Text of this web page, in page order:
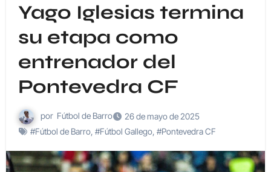
Yago Iglesias termina
su etapa como
entrenador del
Pontevedra CF
por Fútbol de Barro
26 de mayo de 2025
#Fútbol de Barro, #Fútbol Gallego, #Pontevedra CF